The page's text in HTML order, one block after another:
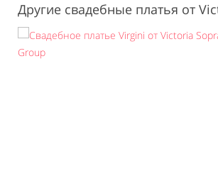
Другие свадебные платья от